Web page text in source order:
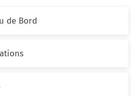
de Bord